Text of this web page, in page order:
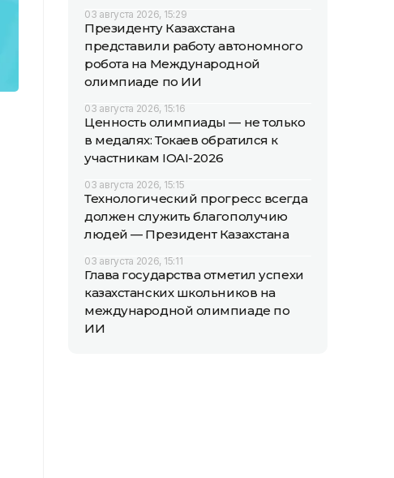
03 августа 2026, 15:29
Президенту Казахстана
представили работу автономного
робота на Международной
олимпиаде по ИИ
03 августа 2026, 15:16
Ценность олимпиады — не только
в медалях: Токаев обратился к
участникам IOAI-2026
03 августа 2026, 15:15
Технологический прогресс всегда
должен служить благополучию
людей — Президент Казахстана
03 августа 2026, 15:11
Глава государства отметил успехи
казахстанских школьников на
международной олимпиаде по
ИИ